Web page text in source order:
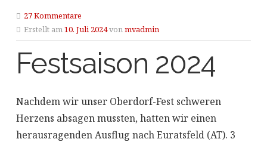
27 Kommentare
Erstellt am10. Juli 2024vonmvadmin
Festsaison 2024
Nachdem wir unser Oberdorf-Fest schweren
Herzens absagen mussten, hatten wir einen
herausragenden Ausflug nach Euratsfeld (AT). 3